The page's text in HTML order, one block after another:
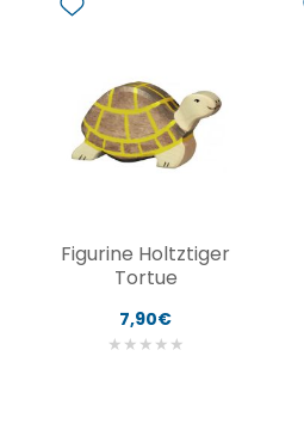
Figurine Holtztiger
Tortue
7,90€
★ ★ ★ ★ ★